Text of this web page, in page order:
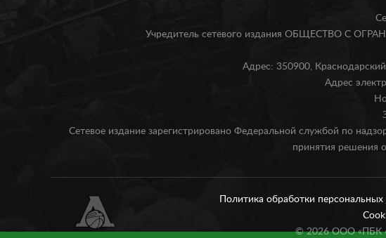
Учредитель сетевого издания ОБЩЕСТВО С
Адрес: 350900,
Адрес
Сетевое издание зарегистрировано Федеральной службой по
принятия решения
Политика обработки
©2026ООО «ПБК